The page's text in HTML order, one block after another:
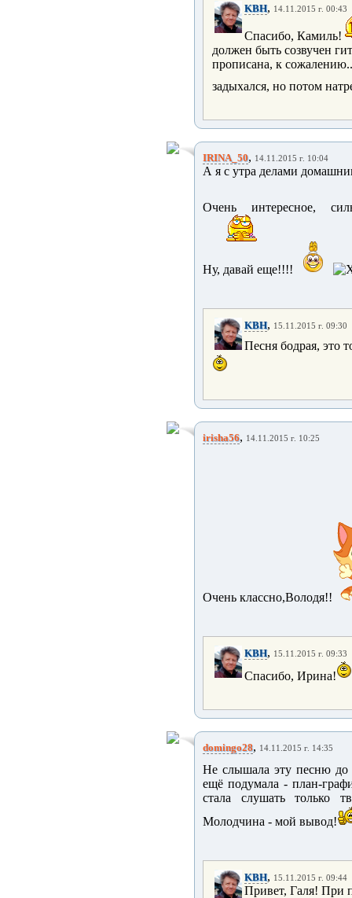
KBH, 14.11.2015 г. 00:43
Спасибо, Камиль!
должен быть созвучен
прописана, к
задыхался, но потом
IRINA_50, 14.11.2015 г. 10:04
А я с утра делами
Очень интересное,
Ну, давай еще!!!!
KBH, 15.11.2015 г. 09:30
Песня бодрая, это
irisha56, 14.11.2015 г. 10:25
Очень классно,Володя!!
KBH, 15.11.2015 г. 09:33
Спасибо, Ирина!
domingo28, 14.11.2015 г. 14:35
Не слышала эту песню до
ещё подумала - план-
стала слушать только
Молодчина - мой вывод!
KBH, 15.11.2015 г. 09:44
Привет, Галя! При